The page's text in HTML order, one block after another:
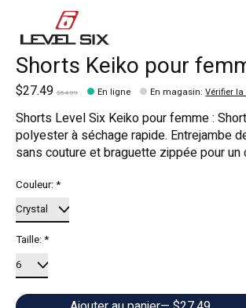
Shorts Keiko pour
$27.49 $54.99 En ligne En magasin:Vérifier
Shorts Level Six Keiko pour femme :
polyester à séchage rapide. Entrejambe
sans couture et braguette zippée pour un
Couleur:*
Taille:*